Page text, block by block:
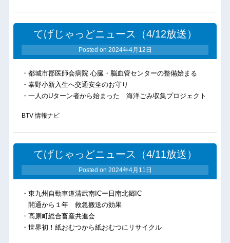
てげじゃっどニュース（4/12放送）
Posted on 2024年4月12日
・都城市郡医師会病院 心臓・脳血管センターの整備始まる
・泰野小新入生へ交通安全のお守り
・一人のUターン者から始まった 海洋ごみ収集プロジェクト
BTV 情報ナビ
てげじゃっどニュース（4/11放送）
Posted on 2024年4月11日
・東九州自動車道清武南ICー日南北郷IC
開通から１年 救急搬送の効果
・高原町総合畜産共進会
・世界初！紙おむつから紙おむつにリサイクル